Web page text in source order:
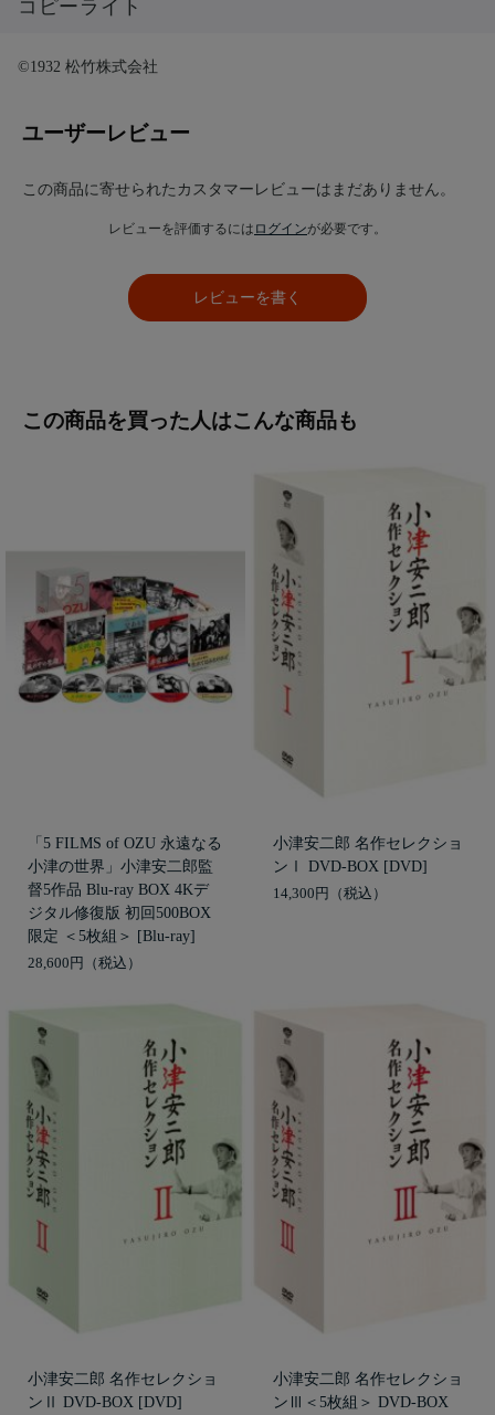
コピーライト
©1932 松竹株式会社
ユーザーレビュー
この商品に寄せられたカスタマーレビューはまだありません。
レビューを評価するには ログインが必要です。
レビューを書く
この商品を買った人はこんな商品も
「5 FILMS of OZU 永遠なる
小津の世界」小津安二郎監
督5作品 Blu-ray BOX 4Kデ
ジタル修復版 初回500BOX
限定 ＜5枚組＞ [Blu-ray]
28,600円
小津安二郎 名作セレクショ
ンⅠ DVD-BOX [DVD]
14,300円
小津安二郎 名作セレクショ
ンⅡ DVD-BOX [DVD]
小津安二郎 名作セレクショ
ンⅢ＜5枚組＞ DVD-BOX